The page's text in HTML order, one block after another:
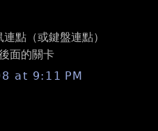
點（或鍵盤連點）
面的關卡
at 9:11 PM